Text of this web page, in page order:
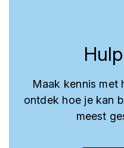
Maak kennis met
ontdek hoe je kan
meest